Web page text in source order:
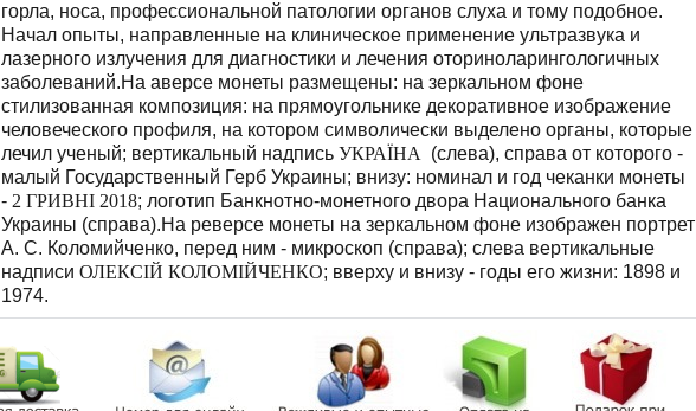
горла, носа, профессиональной патологии органов слуха и тому подобное.
Начал опыты, направленные на клиническое применение ультразвука и
лазерного излучения для диагностики и лечения оториноларингологичных
заболеваний.На аверсе монеты размещены: на зеркальном фоне
стилизованная композиция: на прямоугольнике декоративное изображение
человеческого профиля, на котором символически выделено органы, которые
лечил ученый; вертикальный надпись УКРАЇНА
(слева), справа от которого -
малый Государственный Герб Украины; внизу: номинал и год чеканки монеты
- 2 ГРИВНІ 2018; логотип Банкнотно-монетного двора Национального банка
Украины (справа).На реверсе монеты на зеркальном фоне изображен портрет
А. С. Коломийченко, перед ним - микроскоп (справа); слева вертикальные
надписи ОЛЕКСІЙ КОЛОМІЙЧЕНКО; вверху и внизу - годы его жизни: 1898 и
1974.